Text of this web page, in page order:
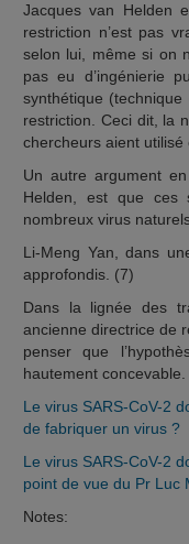
Jacques van Helden
restriction n’est pas
selon lui, même si on
pas eu d’ingénierie
synthétique
restriction. Ceci dit, la
chercheurs aient
Un autre argument
Helden, est que ces
nombreux virus
Li-Meng Yan, dans
approfondis. (7)
Dans la lignée des
ancienne directrice de
penser que
hautement
Le virus SARS-CoV-2
de fabriquer un virus ?
Le virus SARS-CoV-2
point de vue du Pr Luc
Notes: